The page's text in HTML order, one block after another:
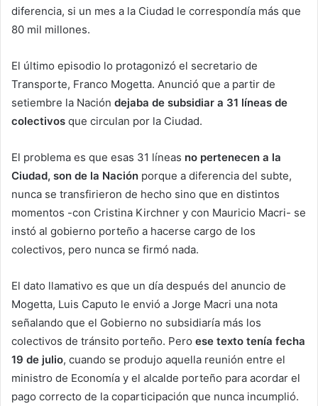
diferencia, si un mes a la Ciudad le correspondía más que
80 mil millones.
El último episodio lo protagonizó el secretario de
Transporte, Franco Mogetta. Anunció que a partir de
setiembre la Nación dejaba de subsidiar a 31 líneas de
colectivos que circulan por la Ciudad.
El problema es que esas 31 líneas no pertenecen a la
Ciudad, son de la Nación porque a diferencia del subte,
nunca se transfirieron de hecho sino que en distintos
momentos -con Cristina Kirchner y con Mauricio Macri- se
instó al gobierno porteño a hacerse cargo de los
colectivos, pero nunca se firmó nada.
El dato llamativo es que un día después del anuncio de
Mogetta, Luis Caputo le envió a Jorge Macri una nota
señalando que el Gobierno no subsidiaría más los
colectivos de tránsito porteño. Pero ese texto tenía fecha
19 de julio, cuando se produjo aquella reunión entre el
ministro de Economía y el alcalde porteño para acordar el
pago correcto de la coparticipación que nunca incumplió.